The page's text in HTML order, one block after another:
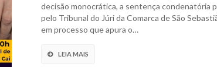
decisão monocrática, a sentença condenatória
pelo Tribunal do Júri da Comarca de São
em processo que apura o…
LEIA MAIS